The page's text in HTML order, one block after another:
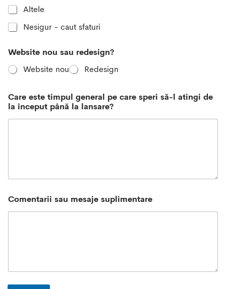
Altele
Nesigur - caut sfaturi
Website nou sau redesign?
Website nou
Redesign
Care este timpul general pe care speri să-l atingi de
la început până la lansare?
Comentarii sau mesaje suplimentare